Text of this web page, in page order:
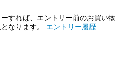
すれば、エントリー前のお買い物
なります。 エントリー履歴